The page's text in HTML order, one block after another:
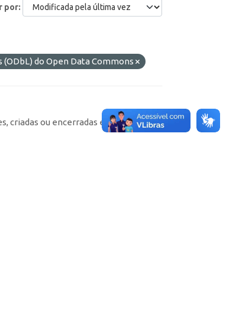
por
(ODbL) do Open Data Commons
criadas ou encerradas em cada